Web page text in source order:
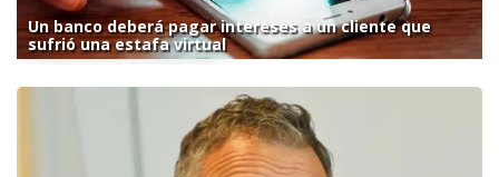
Un banco deberá pagar intereses a un cliente que
sufrió una estafa virtual